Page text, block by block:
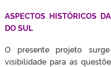
ASPECTOS HISTÓRICOS
DO SUL
O presente projeto
visibilidade para as